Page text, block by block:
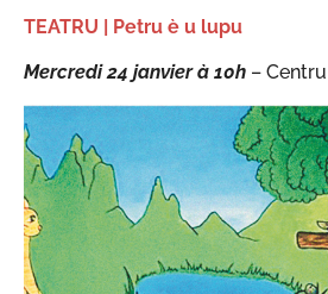
TEATRU | Petru è u lupu
Mercredi 24 janvier à 10h –